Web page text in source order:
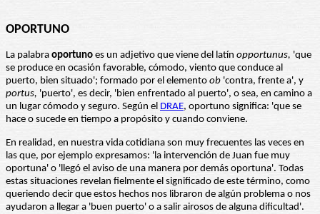
OPORTUNO
La palabra oportuno es un adjetivo que viene del latín opportunus, 'que
se produce en ocasión favorable, cómodo, viento que conduce al
puerto, bien situado'; formado por el elemento ob 'contra, frente a', y
portus, 'puerto', es decir, 'bien enfrentado al puerto', o sea, en camino a
un lugar cómodo y seguro. Según el DRAE, oportuno significa: 'que se
hace o sucede en tiempo a propósito y cuando conviene.
En realidad, en nuestra vida cotidiana son muy frecuentes las veces en
las que, por ejemplo expresamos: 'la intervención de Juan fue muy
oportuna' o 'llegó el aviso de una manera por demás oportuna'. Todas
estas situaciones revelan fielmente el significado de este término, como
queriendo decir que estos hechos nos libraron de algún problema o nos
ayudaron a llegar a 'buen puerto' o a salir airosos de alguna dificultad'.